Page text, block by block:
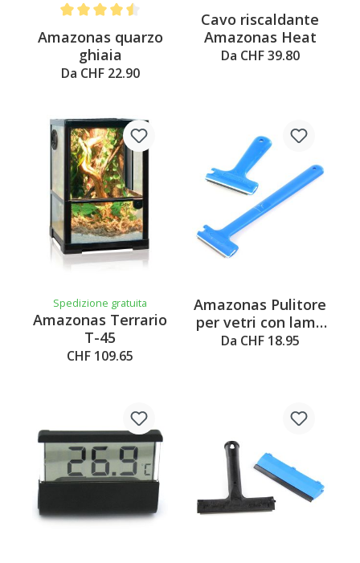
Average rating of 4.5 out of 5 stars
Amazonas quarzo
ghiaia
Da CHF 22.90
Cavo riscaldante
Amazonas Heat
Da CHF 39.80
Spedizione gratuita
Amazonas Terrario
T-45
CHF 109.65
Amazonas Pulitore
per vetri con lama
Handy
Da CHF 18.95